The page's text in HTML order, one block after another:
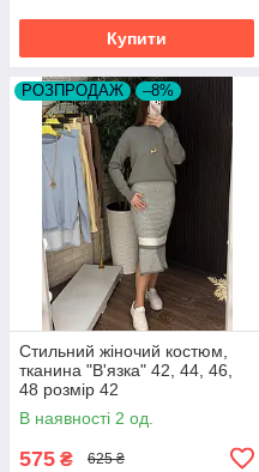
Купити
РОЗПРОДАЖ –8%
Стильний жіночий костюм,
тканина "В'язка" 42, 44, 46,
48 розмір 42
В наявності 2 од.
575 ₴ 625 ₴